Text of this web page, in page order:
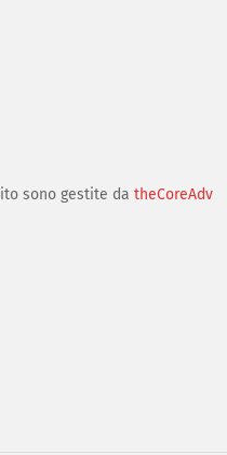
sono gestite da theCoreAdv